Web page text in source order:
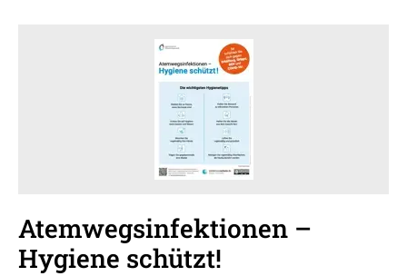
Atemwegsinfektionen –
Hygiene schützt!